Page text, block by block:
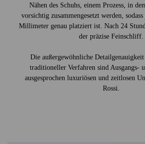
Nähen des Schuhs, einem Prozess, in
vorsichtig zusammengesetzt werden,
Millimeter genau platziert ist. Nach 24
der präzise Feinschliff.
Die außergewöhnliche
traditioneller Verfahren sind Ausgangs-
ausgesprochen luxuriösen und zeitlosen
Rossi.